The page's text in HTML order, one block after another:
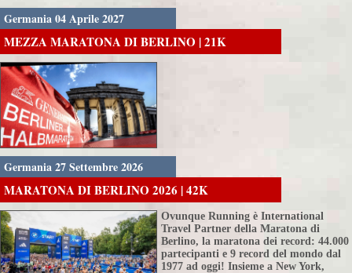
Germania 04 Aprile 2027
MEZZA MARATONA DI BERLINO | 21K
Germania 27 Settembre 2026
MARATONA DI BERLINO 2026 | 42K
Ovunque Running è International
Travel Partner della Maratona di
Berlino, la maratona dei record: 44.000
partecipanti e 9 record del mondo dal
1977 ad oggi! Insieme a New York,